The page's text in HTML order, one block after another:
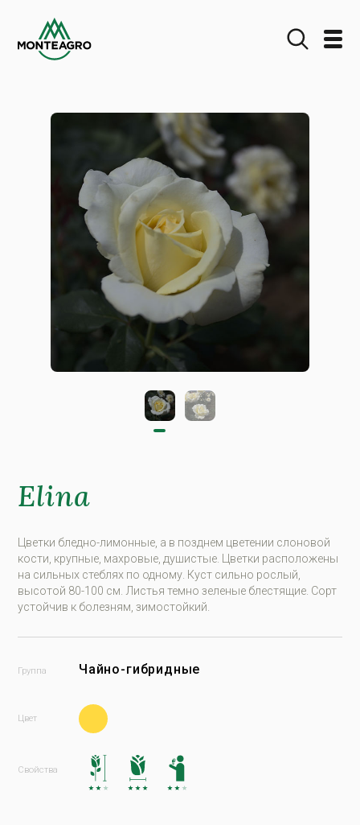
Elina
Цветки бледно-лимонные, а в позднем цветении слоновой
кости, крупные, махровые, душистые. Цветки расположены
на сильных стеблях по одному. Куст сильно рослый,
высотой 80-100 см. Листья темно зеленые блестящие. Сорт
устойчив к болезням, зимостойкий.
Чайно-гибридные